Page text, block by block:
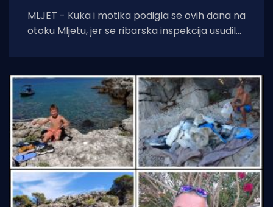
MLJET - Kuka i motika podigla se ovih dana na
otoku Mljetu, jer se ribarska inspekcija usudila